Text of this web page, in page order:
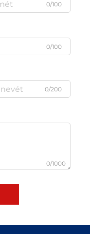
0/100
0/100
0/200
0/1000